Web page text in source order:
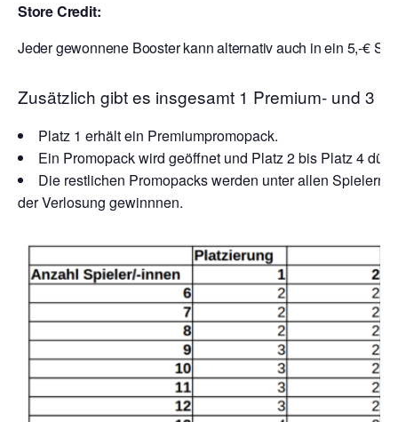
Store Credit:
Jeder gewonnene Booster kann alternativ auch in ein 5,-€
Zusätzlich gibt es insgesamt 1 Premium- und 3
Platz 1 erhält ein Premiumpromopack.
Ein Promopack wird geöffnet und Platz 2 bis Platz 4
Die restlichen Promopacks werden unter allen Spielern
der Verlosung gewinnnen.